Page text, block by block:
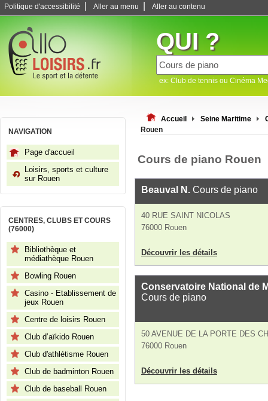
Politique d'accessibilité Aller au menu Aller au contenu
QUI ?
ex: Club de tennis ou Cinéma
NAVIGATION
Page d'accueil
Loisirs, sports et culture
sur Rouen
CENTRES, CLUBS ET COURS
(76000)
Bibliothèque et
médiathèque Rouen
Bowling Rouen
Casino - Etablissement de
jeux Rouen
Centre de loisirs Rouen
Club d’aïkido Rouen
Club d'athlétisme Rouen
Club de badminton Rouen
Club de baseball Rouen
Accueil Seine Maritime
Rouen
Cours de piano Rouen
Beauval N. Cours de piano
40 RUE SAINT NICOLAS
76000 Rouen
Découvrir les détails
Conservatoire National de
Cours de piano
50 AVENUE DE LA PORTE DES
76000 Rouen
Découvrir les détails